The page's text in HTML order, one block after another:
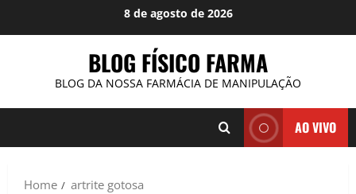
8 de agosto de 2026
BLOG FÍSICO FARMA
BLOG DA NOSSA FARMÁCIA DE MANIPULAÇÃO
AO VIVO
Home artrite gotosa